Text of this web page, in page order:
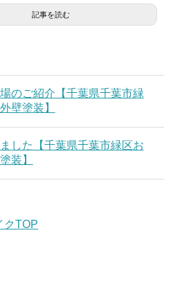
記事を読む
のご紹介【千葉県千葉市緑
壁塗装】
した【千葉県千葉市緑区お
装】
クTOP